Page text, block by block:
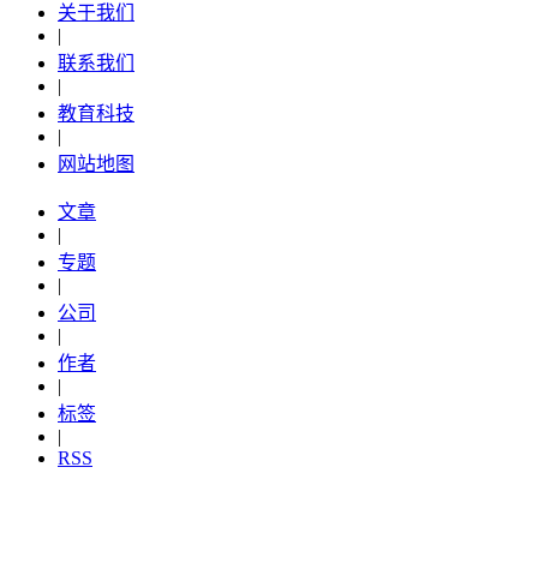
关于我们
|
联系我们
|
教育科技
|
网站地图
文章
|
专题
|
公司
|
作者
|
标签
|
RSS